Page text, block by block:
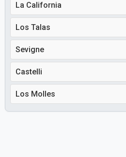
La California
Los Talas
Sevigne
Castelli
Los Molles